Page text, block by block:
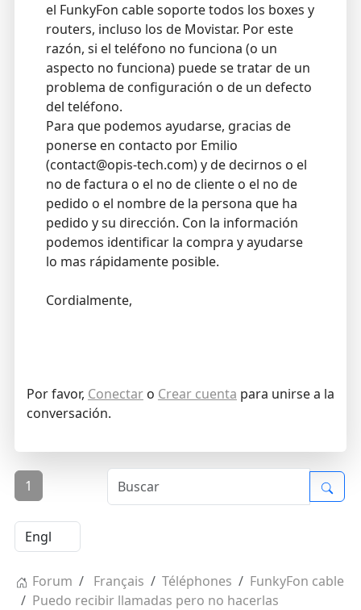
el FunkyFon cable soporte todos los boxes y
routers, incluso los de Movistar. Por este
razón, si el teléfono no funciona (o un
aspecto no funciona) puede se tratar de un
problema de configuración o de un defecto
del teléfono.
Para que podemos ayudarse, gracias de
ponerse en contacto por Emilio
(contact@opis-tech.com) y de decirnos o el
no de factura o el no de cliente o el no de
pedido o el nombre de la persona que ha
pedido y su dirección. Con la información
podemos identificar la compra y ayudarse
lo mas rápidamente posible.
Cordialmente,
Por favor, Conectaro Crear cuenta para unirse a la
conversación.
1
Forum Français Téléphones
FunkyFon cable
Puedo recibir llamadas pero no hacerlas